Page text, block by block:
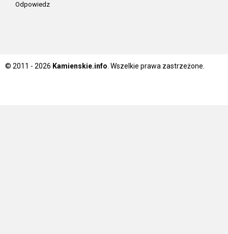
Odpowiedz
© 2011 - 2026 Kamienskie.info. Wszelkie prawa zastrzeżone.